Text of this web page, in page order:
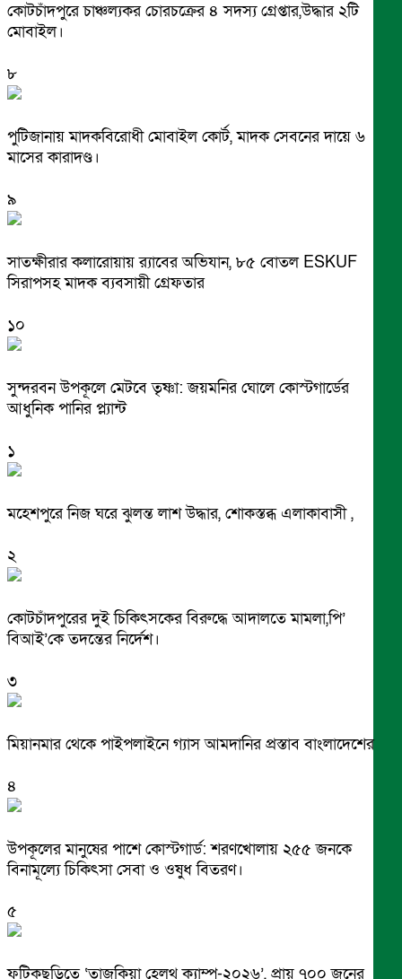
কোটচাঁদপুরে চাঞ্চল্যকর চোরচক্রের ৪ সদস্য গ্রেপ্তার,উদ্ধার ২টি
মোবাইল।
৮
পুটিজানায় মাদকবিরোধী মোবাইল কোর্ট, মাদক সেবনের দায়ে ৬
মাসের কারাদণ্ড।
৯
সাতক্ষীরার কলারোয়ায় র‍্যাবের অভিযান, ৮৫ বোতল ESKUF
সিরাপসহ মাদক ব্যবসায়ী গ্রেফতার
১০
সুন্দরবন উপকূলে মেটবে তৃষ্ণা: জয়মনির ঘোলে কোস্টগার্ডের
আধুনিক পানির প্ল্যান্ট
১
মহেশপুরে নিজ ঘরে ঝুলন্ত লাশ উদ্ধার, শোকস্তব্ধ এলাকাবাসী ,
২
কোটচাঁদপুরের দুই চিকিৎসকের বিরুদ্ধে আদালতে মামলা,পি’
বিআই’কে তদন্তের নির্দেশ।
৩
মিয়ানমার থেকে পাইপলাইনে গ্যাস আমদানির প্রস্তাব বাংলাদেশের
৪
উপকূলের মানুষের পাশে কোস্টগার্ড: শরণখোলায় ২৫৫ জনকে
বিনামূল্যে চিকিৎসা সেবা ও ওষুধ বিতরণ।
৫
ফটিকছড়িতে ‘তাজকিয়া হেলথ ক্যাম্প-২০২৬’, প্রায় ৭০০ জনের